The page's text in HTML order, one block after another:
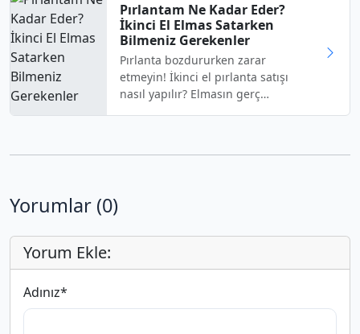
Pırlantam Ne Kadar Eder?
İkinci El Elmas Satarken
Bilmeniz Gerekenler
Pırlanta bozdururken zarar
etmeyin! İkinci el pırlanta satışı
nasıl yapılır? Elmasın gerç…
Yorumlar (0)
Yorum Ekle:
Adınız*